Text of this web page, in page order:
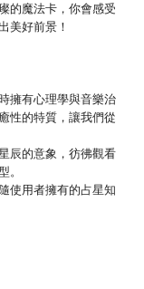
的魔法卡，你會感受
美好前景！
有心理學與音樂治
性的特質，讓我們從
的意象，彷彿觀看
。
用者擁有的占星知